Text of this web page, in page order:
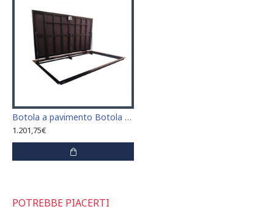
Botola a pavimento Botola di accesso Botola di ispezione 90 cm x 140 cm "H"
1.201,75€
POTREBBE PIACERTI